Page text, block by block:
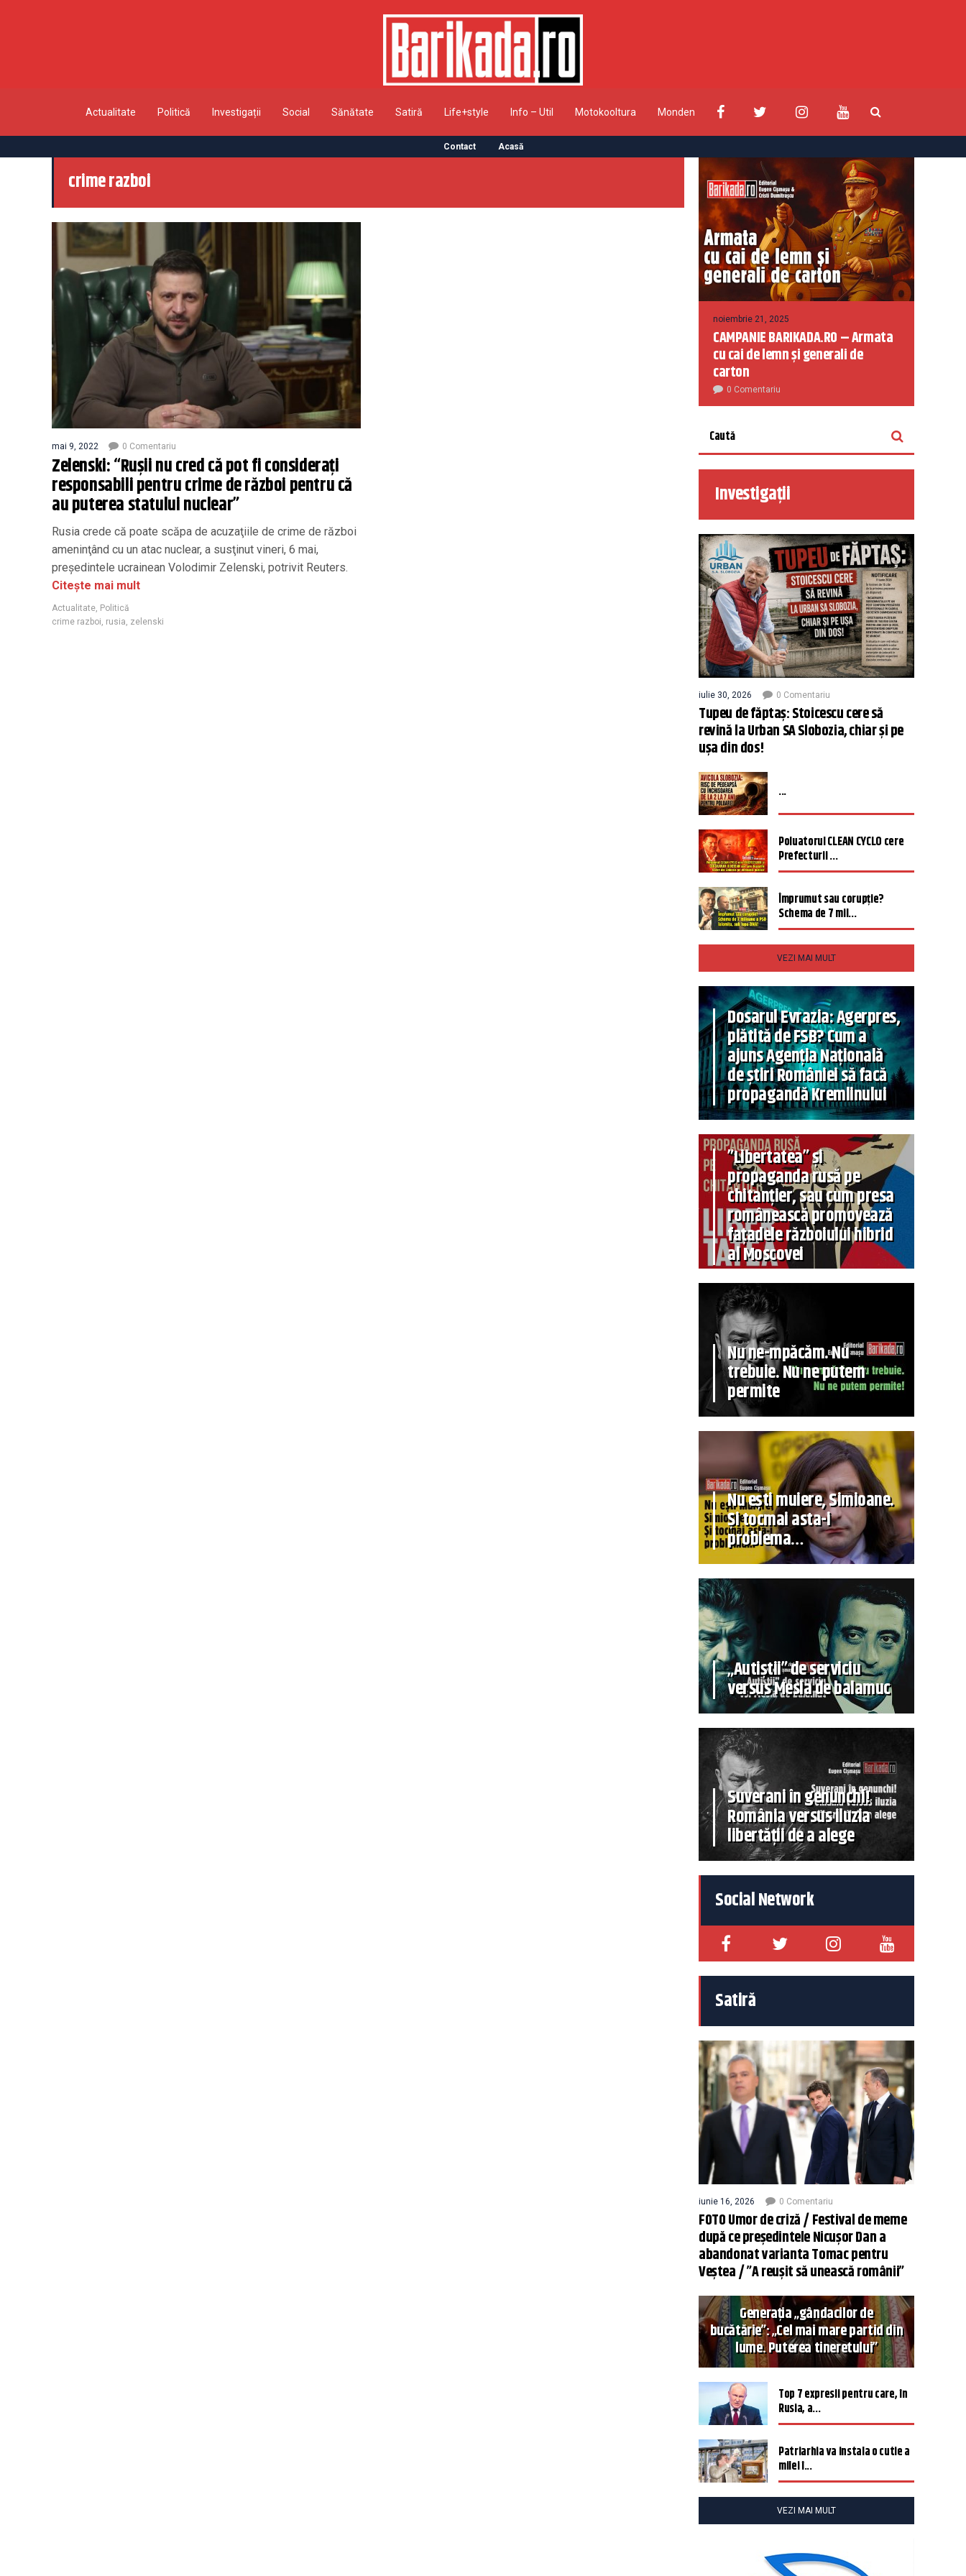
Actualitate Politică Investigații Social Sănătate Satiră Life+style Info – Util Motokooltura Monden
Contact Acasă
crime razboi
mai 9, 2022 0 Comentariu
Zelenski: “Rușii nu cred că pot fi consideraţi
responsabili pentru crime de război pentru că
au puterea statului nuclear”
Rusia crede că poate scăpa de acuzaţiile de crime de război
ameninţând cu un atac nuclear, a susţinut vineri, 6 mai,
preşedintele ucrainean Volodimir Zelenski, potrivit Reuters.
Citește mai mult
Actualitate Politică
crime razboi rusia zelenski
noiembrie 21, 2025
CAMPANIE BARIKADA.RO – Armata
cu cai de lemn și generali de
carton
0 Comentariu
Investigații
iulie 30, 2026 0 Comentariu
Tupeu de făptaș: Stoicescu cere să
revină la Urban SA Slobozia, chiar și pe
ușa din dos!
...
Poluatorul CLEAN CYCLO cere
Prefecturii ...
Împrumut sau corupție?
Schema de 7 mil...
VEZI MAI MULT
Dosarul Evrazia: Agerpres,
plătită de FSB? Cum a
ajuns Agenția Națională
de știri României să facă
propagandă Kremlinului
”Libertatea” și
propaganda rusă pe
chitanțier, sau cum presa
românească promovează
fațadele războiului hibrid
al Moscovei
Nu ne-mpăcăm. Nu
trebuie. Nu ne putem
permite
Nu ești muiere, Simioane.
Și tocmai asta-i
problema…
„Autiștii” de serviciu
versus Mesia de balamuc
Suverani în genunchi!
România versus iluzia
libertății de a alege
Social Network
Satiră
iunie 16, 2026 0 Comentariu
FOTO Umor de criză / Festival de meme
după ce președintele Nicușor Dan a
abandonat varianta Tomac pentru
Veștea / ”A reușit să unească românii”
Generația „gândacilor de
bucătărie”: „Cel mai mare partid din
lume. Puterea tineretului”
Top 7 expresii pentru care, în
Rusia, a...
Patriarhia va instala o cutie a
milei î...
VEZI MAI MULT